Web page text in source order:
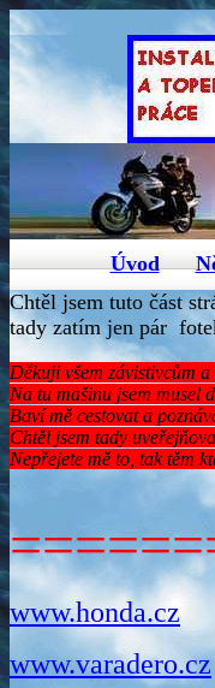
Úvod
Chtěl jsem tuto část
tady zatím jen pár
Děkuji všem závistivcům
Na tu mašinu jsem musel
Baví mě cestovat a
Chtěl jsem tady
Nepřejete mě to, tak těm
www.honda.cz
www.varadero.cz